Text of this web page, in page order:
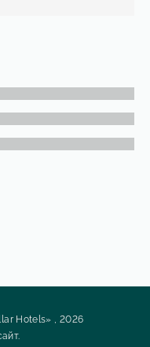
Hotels» , 2026